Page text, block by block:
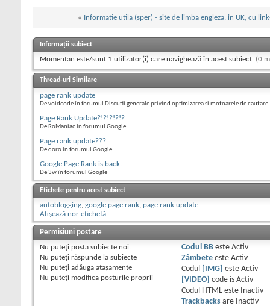
« Informatie utila (sper) - site de limba engleza, in UK, cu
Informații subiect
Momentan este/sunt 1 utilizator(i) care navighează în acest subiect. (0
Thread-uri Similare
page rank update
De voidcode în forumul Discutii generale privind optimizarea si motoarele de cautare
Page Rank Update?!?!?!?!?
De RoManiac în forumul Google
Page rank update???
De doro în forumul Google
Google Page Rank is back.
De 3w în forumul Google
Etichete pentru acest subiect
autoblogging, google page rank, page rank update
Afișează nor etichetă
Permisiuni postare
Nu puteţi posta subiecte noi.
Nu puteţi răspunde la subiecte
Nu puteţi adăuga ataşamente
Nu puteţi modifica posturile proprii
Codul BBeste Activ
Zâmbeteeste Activ
Codul
[IMG] este Activ
[VIDEO] code is Activ
Codul HTML este
Inactiv
Trackbacksare
Inactiv